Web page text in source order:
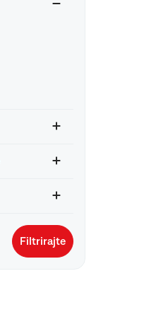
Filtrirajte